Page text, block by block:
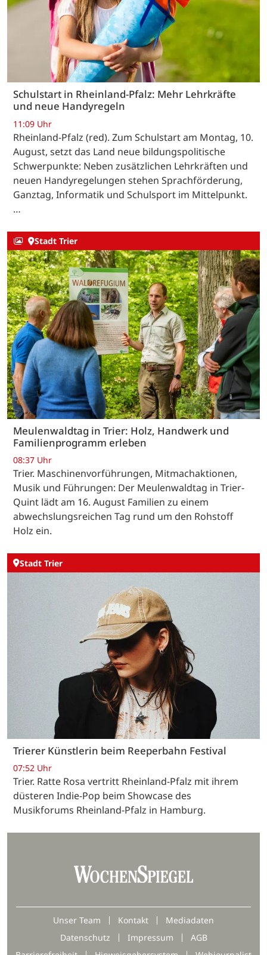
Schulstart in Rheinland-Pfalz: Mehr Lehrkräfte
und neue Handyregeln
11:09 Uhr
Rheinland-Pfalz (red). Zum Schulstart am Montag, 10.
August, setzt das Land neue bildungspolitische
Schwerpunkte: Neben zusätzlichen Lehrkräften und
neuen Handyregelungen stehen Sprachförderung,
Ganztag, Informatik und Schulsport im Mittelpunkt.
…
Stadt Trier
Meulenwaldtag in Trier: Holz, Handwerk und
Familienprogramm erleben
08:37 Uhr
Trier. Maschinenvorführungen, Mitmachaktionen,
Musik und Führungen: Der Meulenwaldtag in Trier-
Quint lädt am 16. August Familien zu einem
abwechslungsreichen Tag rund um den Rohstoff
Holz ein.
Stadt Trier
Trierer Künstlerin beim Reeperbahn Festival
07:52 Uhr
Trier. Ratte Rosa vertritt Rheinland-Pfalz mit ihrem
düsteren Indie-Pop beim Showcase des
Musikforums Rheinland-Pfalz in Hamburg.
Unser Team Kontakt
Mediadaten
Datenschutz
Impressum
AGB